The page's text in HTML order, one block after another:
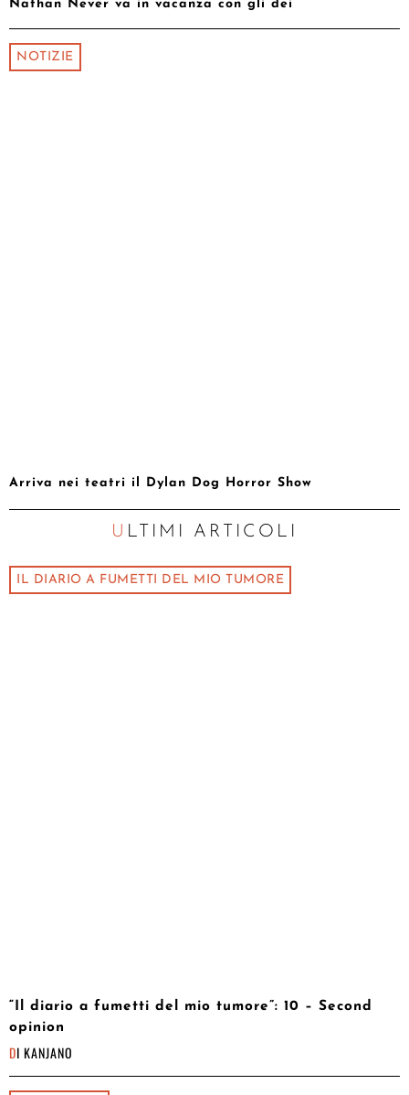
Nathan Never va in vacanza con gli dei
NOTIZIE
Arriva nei teatri il Dylan Dog Horror Show
ULTIMI ARTICOLI
IL DIARIO A FUMETTI DEL MIO TUMORE
“Il diario a fumetti del mio tumore”: 10 – Second
opinion
DI KANJANO